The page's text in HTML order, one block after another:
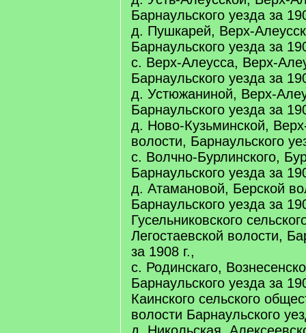
Барнаульского уезда за
д. Пушкарей, Верх-
Барнаульского уезда за
c. Верх-Алеусса, Верх-
Барнаульского уезда за
д. Устюжаниной, Верх-
Барнаульского уезда за
д. Ново-Кузьминской,
волости, Барнаульского
с. Волчно-Бурлинского,
Барнаульского уезда за
д. Атамановой, Берской
Барнаульского уезда за
Гусельниковского
Легостаевской волости,
за 1908 г.,
с. Родинскаго,
Барнаульского уезда за
Каинского сельского
волости Барнаульского